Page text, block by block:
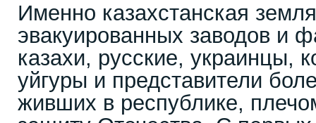
Именно казахстанская
эвакуированных заводов и
казахи, русские, украинцы,
уйгуры и представители
живших в республике,